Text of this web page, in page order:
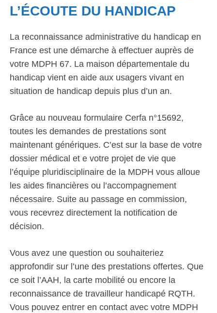
L’ÉCOUTE DU HANDICAP
La reconnaissance administrative du handicap en
France est une démarche à effectuer auprès de
votre MDPH 67. La maison départementale du
handicap vient en aide aux usagers vivant en
situation de handicap depuis plus d’un an.
Grâce au nouveau formulaire Cerfa n°15692,
toutes les demandes de prestations sont
maintenant génériques. C’est sur la base de votre
dossier médical et e votre projet de vie que
l’équipe pluridisciplinaire de la MDPH vous alloue
les aides financières ou l’accompagnement
nécessaire. Suite au passage en commission,
vous recevrez directement la notification de
décision.
Vous avez une question ou souhaiteriez
approfondir sur l’une des prestations offertes. Que
ce soit l’AAH, la carte mobilité ou encore la
reconnaissance de travailleur handicapé RQTH.
Vous pouvez entrer en contact avec votre MDPH